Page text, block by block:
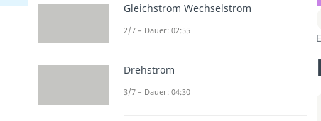
Gleichstrom Wechselstrom
2/7 – Dauer: 02:55
Drehstrom
3/7 – Dauer: 04:30